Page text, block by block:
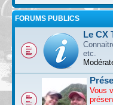
FORUMS PUBLICS
Le CX
etc.
Vous